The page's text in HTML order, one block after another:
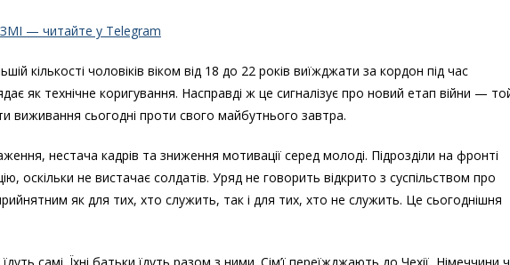
— читайте у Telegram
кількості чоловіків віком від 18 до 22 років виїжджати за кордон під час
як технічне коригування. Насправді ж це сигналізує про новий етап війни —
виживання сьогодні проти свого майбутнього завтра.
нестача кадрів та зниження мотивації серед молоді. Підрозділи на фронті
оскільки не вистачає солдатів. Уряд не говорить відкрито з суспільством про
як для тих, хто служить, так і для тих, хто не служить. Це сьогоднішня